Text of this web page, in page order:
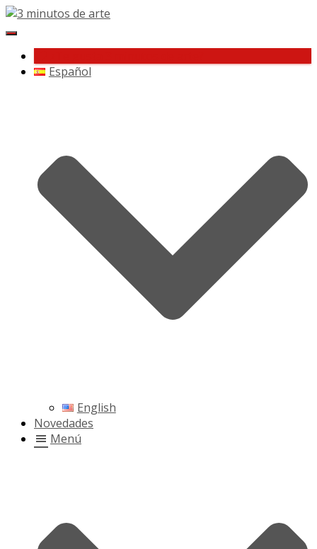
Cambiar
navegación
Español
English
Novedades
Menú